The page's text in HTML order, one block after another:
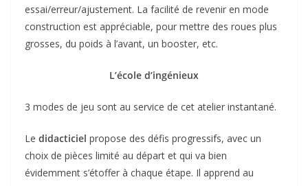
essai/erreur/ajustement. La facilité de revenir en mode
construction est appréciable, pour mettre des roues plus
grosses, du poids à l’avant, un booster, etc.
L’école d’ingénieux
3 modes de jeu sont au service de cet atelier instantané.
Le didacticiel propose des défis progressifs, avec un
choix de pièces limité au départ et qui va bien
évidemment s’étoffer à chaque étape. Il apprend au